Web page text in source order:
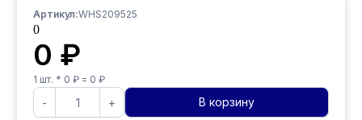
Артикул:WHS209525
0
0 ₽
1 шт. * 0 ₽ = 0 ₽
- + В корзину